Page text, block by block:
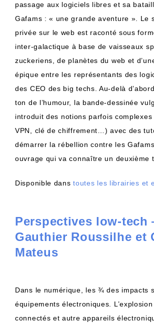
passage aux logiciels libres et sa
Gafams : « une grande aventure ». Le
privée sur le web est raconté sous
inter-galactique à base de vaisseaux
zuckeriens, de planètes du web et
épique entre les représentants des
des CEO des big techs. Au-delà
ton de l’humour, la bande-dessinée
introduit des notions parfois complexes
VPN, clé de chiffrement…) avec des
démarrer la rébellion contre les
ouvrage qui va connaître un deuxième
Disponible dans toutes les librairies et
Perspectives low-
Gauthier Roussilhe et
Mateus
Dans le numérique, les ¾ des impacts
équipements électroniques.
connectés et autre appareils